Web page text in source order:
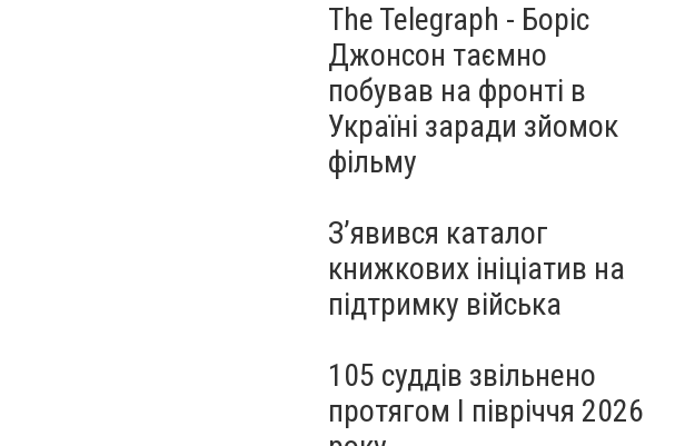
The Telegraph - Боріс
Джонсон таємно
побував на фронті в
Україні заради зйомок
фільму
З’явився каталог
книжкових ініціатив на
підтримку війська
105 суддів звільнено
протягом I півріччя 2026